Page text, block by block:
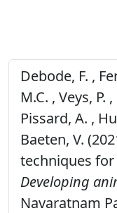
Debode, F. ,
M.C. , Veys, P.
Pissard, A. ,
Baeten, V.
techniques
Developing
Navaratnam